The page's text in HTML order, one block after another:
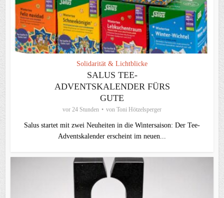
Solidarität & Lichtblicke
SALUS TEE-
ADVENTSKALENDER FÜRS
GUTE
vor 24 Stunden von Toni Hötzelsperger
Salus startet mit zwei Neuheiten in die Wintersaison: Der Tee-
Adventskalender erscheint im neuen...